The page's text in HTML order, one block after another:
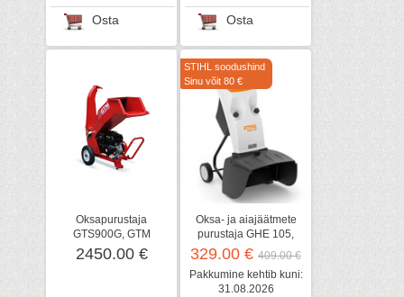
Osta Osta
Oksapurustaja
GTS900G, GTM
2450.00 €
STIHL soodushind
Sinu võit 80 €
Oksa- ja aiajäätmete
purustaja GHE 105,
STIHL
329.00 € 409.00 €
Pakkumine kehtib kuni:
31.08.2026